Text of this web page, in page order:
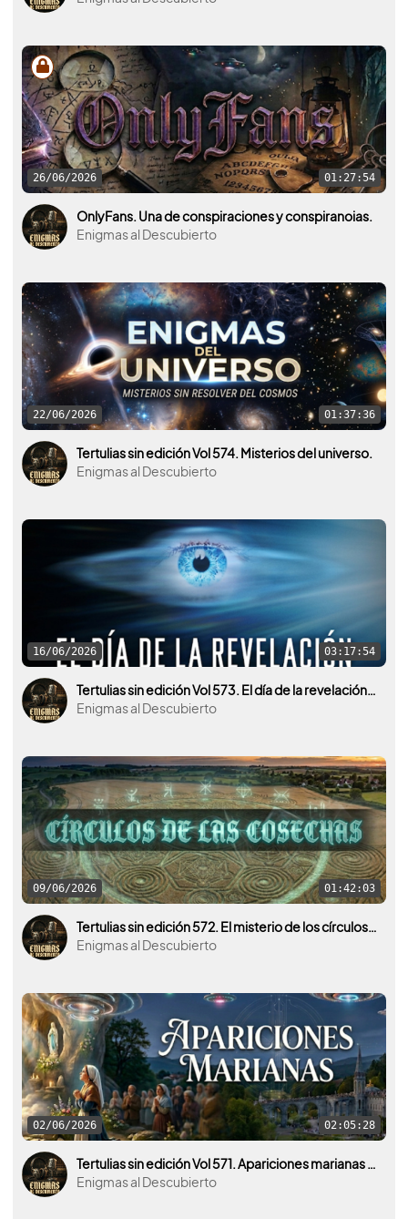
26/06/2026 01:27:54
OnlyFans. Una de conspiraciones y conspiranoias.
Enigmas al Descubierto
22/06/2026 01:37:36
Tertulias sin edición Vol 574. Misterios del universo.
Enigmas al Descubierto
16/06/2026 03:17:54
Tertulias sin edición Vol 573. El día de la revelación ¿El día de qué?
Enigmas al Descubierto
09/06/2026 01:42:03
Tertulias sin edición 572. El misterio de los círculos de las cosechas.
Enigmas al Descubierto
02/06/2026 02:05:28
Tertulias sin edición Vol 571. Apariciones marianas ¿Qué hay detrás del fenómeno y qué lo provoca?
Enigmas al Descubierto